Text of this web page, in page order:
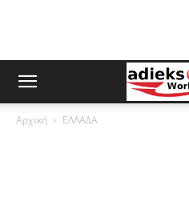
Αρχική ΕΛΛΑΔΑ